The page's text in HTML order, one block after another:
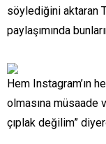
söylediğini aktaran
paylaşımında
Hem Instagram’ın
olmasına müsaade
çıplak değilim”